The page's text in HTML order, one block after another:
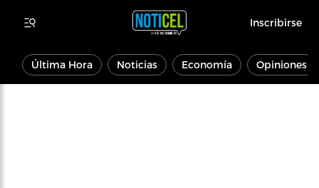
Inscribirse
Última Hora Noticias Economía Opiniones